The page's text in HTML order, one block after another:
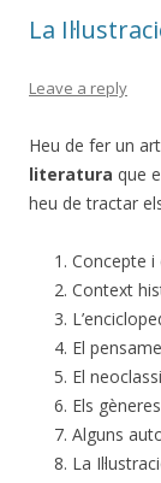
La
Leave a reply
Heu de fer un
literatura que
heu de tractar
Concepte i
Context
El
El
Els
Alguns
La